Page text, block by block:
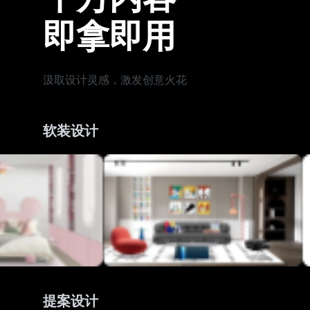
即拿即用
汲取设计灵感，激发创意火花
软装设计
提案设计